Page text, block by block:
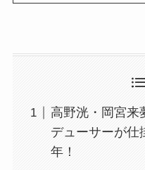
高野洸・岡宮来
デューサーが仕
年！